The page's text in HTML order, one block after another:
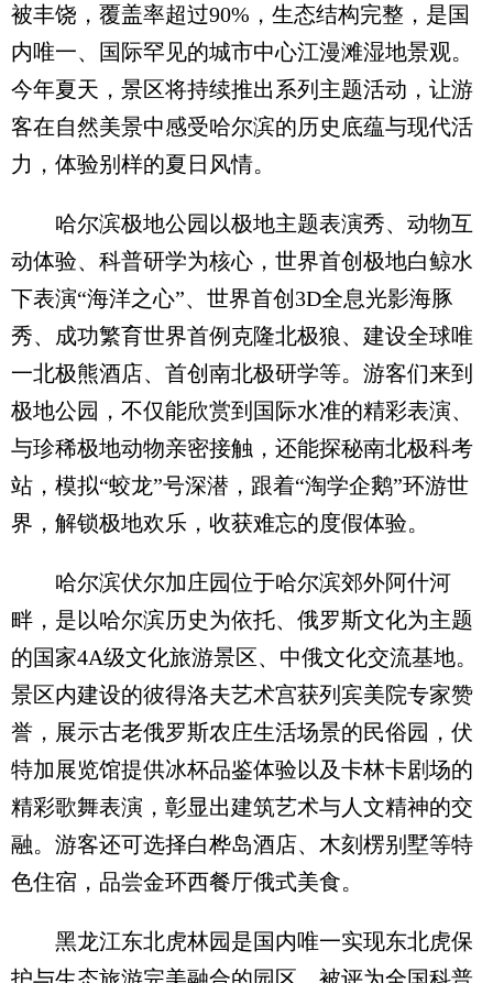
被丰饶，覆盖率超过90%，生态结构完整，是国
内唯一、国际罕见的城市中心江漫滩湿地景观。
今年夏天，景区将持续推出系列主题活动，让游
客在自然美景中感受哈尔滨的历史底蕴与现代活
力，体验别样的夏日风情。
哈尔滨极地公园以极地主题表演秀、动物互
动体验、科普研学为核心，世界首创极地白鲸水
下表演“海洋之心”、世界首创3D全息光影海豚
秀、成功繁育世界首例克隆北极狼、建设全球唯
一北极熊酒店、首创南北极研学等。游客们来到
极地公园，不仅能欣赏到国际水准的精彩表演、
与珍稀极地动物亲密接触，还能探秘南北极科考
站，模拟“蛟龙”号深潜，跟着“淘学企鹅”环游世
界，解锁极地欢乐，收获难忘的度假体验。
哈尔滨伏尔加庄园位于哈尔滨郊外阿什河
畔，是以哈尔滨历史为依托、俄罗斯文化为主题
的国家4A级文化旅游景区、中俄文化交流基地。
景区内建设的彼得洛夫艺术宫获列宾美院专家赞
誉，展示古老俄罗斯农庄生活场景的民俗园，伏
特加展览馆提供冰杯品鉴体验以及卡林卡剧场的
精彩歌舞表演，彰显出建筑艺术与人文精神的交
融。游客还可选择白桦岛酒店、木刻楞别墅等特
色住宿，品尝金环西餐厅俄式美食。
黑龙江东北虎林园是国内唯一实现东北虎保